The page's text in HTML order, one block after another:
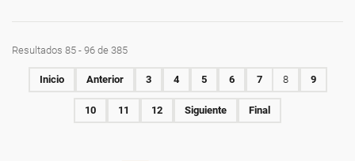
Resultados 85 - 96 de 385
Inicio Anterior 3 4 5 6 7 8 9
10 11 12 Siguiente Final